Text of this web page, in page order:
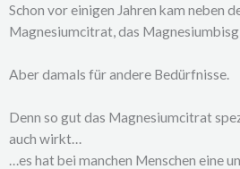
Schon vor einigen Jahren kam neben
Magnesiumcitrat, das
Aber damals für andere Bedürfnisse.
Denn so gut das Magnesiumcitrat
auch wirkt…
…es hat bei manchen Menschen eine